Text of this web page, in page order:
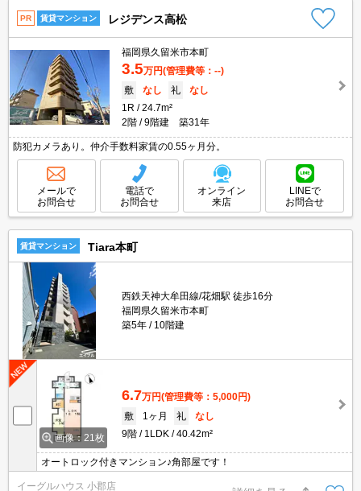
PR 賃貸マンション レジデンス高松
福岡県久留米市本町
3.5万円(管理費等：--)
敷
なし 礼
なし
1R
24.7m²
2階
9階建 築31年
防犯カメラあり。仲介手数料家賃の0.55ヶ月分。
メールで
お問合せ
電話で
お問合せ
オンライン
来店
LINEで
お問合せ
賃貸マンション Tiara本町
西鉄天神大牟田線/花畑駅 徒歩16分
福岡県久留米市本町
築5年
10階建
画像：21枚
6.7万円(管理費等：5,000円)
敷
1ヶ月 礼
なし
9階
1LDK 40.42m²
オートロック付きマンション♪角部屋です！
イーグルハウス 小郡店